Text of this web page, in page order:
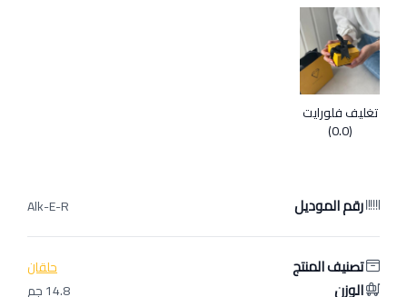
تغليف فلورايت
(0.0)
رقم الموديل Alk-E-R
تصنيف المنتج حلقان
الوزن 14.8 جم